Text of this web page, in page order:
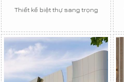
Thiết kế biệt thự sang trọng